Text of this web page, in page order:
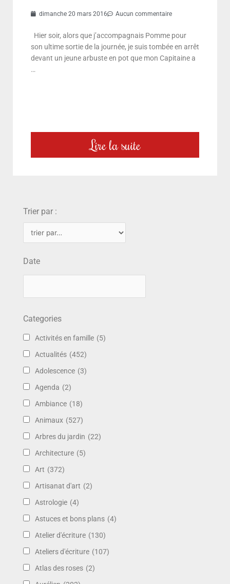
dimanche 20 mars 2016 Aucun commentaire
Hier soir, alors que j’accompagnais Pomme pour
son ultime sortie de la journée, je suis tombée en arrêt
devant un jeune arbuste en pot que mon Capitaine a
…
Lire la suite
Trier par :
Date
Categories
Activités en famille (5)
Actualités (452)
Adolescence (3)
Agenda (2)
Ambiance (18)
Animaux (527)
Arbres du jardin (22)
Architecture (5)
Art (372)
Artisanat d'art (2)
Astrologie (4)
Astuces et bons plans (4)
Atelier d'écriture (130)
Ateliers d'écriture (107)
Atlas des roses (2)